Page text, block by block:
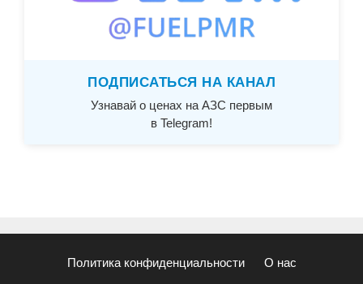
ПОДПИСАТЬСЯ НА КАНАЛ
Узнавай о ценах на АЗС первым
в Telegram!
Политика конфиденциальности О нас